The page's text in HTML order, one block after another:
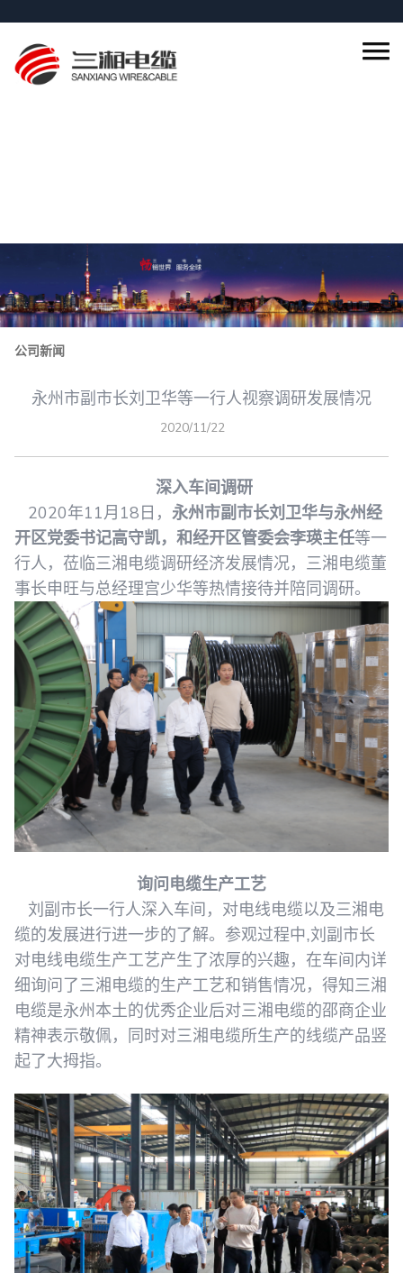
公司新闻
永州市副市长刘卫华等一行人视察调研发展情况
2020/11/22
深入车间调研
2020年11月18日， 永州市副市长刘卫华与永州经
开区党委书记高守凯，和经开区管委会李瑛主任等一
行人，莅临三湘电缆调研经济发展情况，三湘电缆董
事长申旺与总经理宫少华等热情接待并陪同调研。
询问电缆生产工艺
刘副市长一行人深入车间，对电线电缆以及三湘电
缆的发展进行进一步的了解。参观过程中,刘副市长
对电线电缆生产工艺产生了浓厚的兴趣，在车间内详
细询问了 三湘电缆的生产工艺和销售情况，得知三湘
电缆是永州本土的优秀企业后对三湘电缆的邵商企业
精神表示敬佩，同时对三湘电缆所生产的线缆产品竖
起了大拇指。